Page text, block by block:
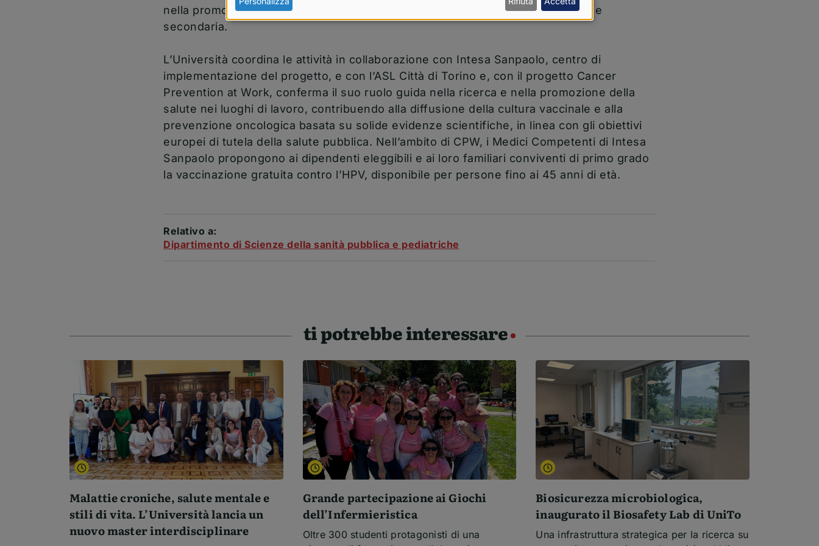
nella promozione della salute nei luoghi di lavoro e nella prevenzione primaria e
secondaria.
L’Università coordina le attività in collaborazione con Intesa Sanpaolo, centro di
implementazione del progetto, e con l’ASL Città di Torino e, con il progetto Cancer
Prevention at Work, conferma il suo ruolo guida nella ricerca e nella promozione della
salute nei luoghi di lavoro, contribuendo alla diffusione della cultura vaccinale e alla
prevenzione oncologica basata su solide evidenze scientifiche, in linea con gli obiettivi
europei di tutela della salute pubblica. Nell’ambito di CPW, i Medici Competenti di Intesa
Sanpaolo propongono ai dipendenti eleggibili e ai loro familiari conviventi di primo grado
la vaccinazione gratuita contro l’HPV, disponibile per persone fino ai 45 anni di età.
Relativo a:
Dipartimento di Scienze della sanità pubblica e pediatriche
ti potrebbe interessare
Malattie croniche, salute mentale e
stili di vita. L’Università lancia un
nuovo master interdisciplinare
Grande partecipazione ai Giochi
dell’Infermieristica
Oltre 300 studenti protagonisti di una
Biosicurezza microbiologica,
inaugurato il Biosafety Lab di UniTo
Una infrastruttura strategica per la ricerca su